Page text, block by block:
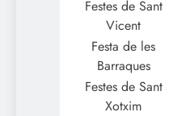
Festes de Sant
Vicent
Festa de les
Barraques
Festes de Sant
Xotxim